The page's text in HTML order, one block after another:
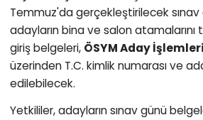
Temmuz'da gerçekleştirilecek
adayların bina ve salon atamalarını
giriş belgeleri, ÖSYM Aday
üzerinden T.C. kimlik numarası ve
edilebilecek.
Yetkililer, adayların sınav günü